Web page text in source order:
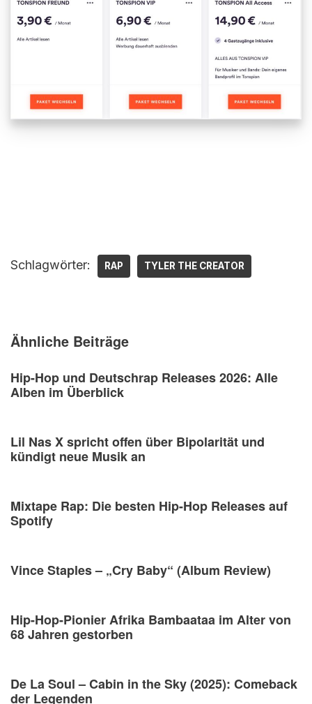
Schlagwörter: RAP TYLER THE CREATOR
Ähnliche Beiträge
Hip-Hop und Deutschrap Releases 2026: Alle
Alben im Überblick
Lil Nas X spricht offen über Bipolarität und
kündigt neue Musik an
Mixtape Rap: Die besten Hip-Hop Releases auf
Spotify
Vince Staples – „Cry Baby“ (Album Review)
Hip-Hop-Pionier Afrika Bambaataa im Alter von
68 Jahren gestorben
De La Soul – Cabin in the Sky (2025): Comeback
der Legenden